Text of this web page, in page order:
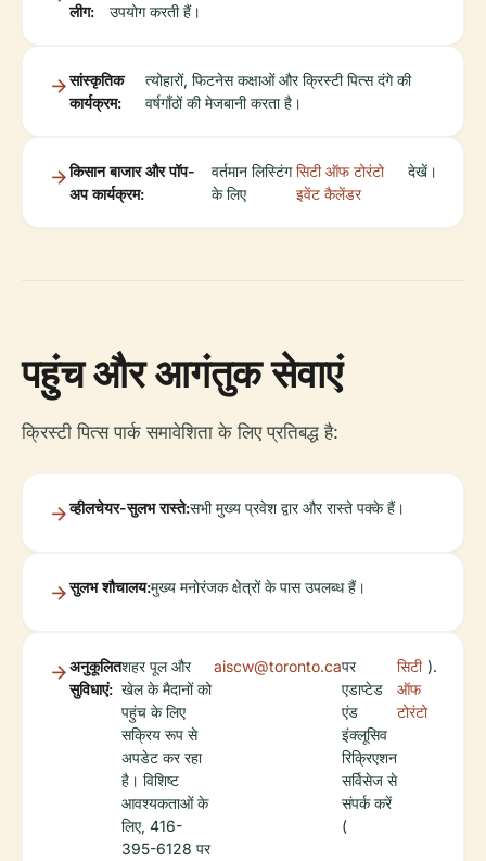
लीग:
उपयोग करती हैं।
सांस्कृतिक
कार्यक्रम:
त्योहारों, फिटनेस कक्षाओं और क्रिस्टी पित्स दंगे की
वर्षगाँठों की मेजबानी करता है।
किसान बाजार और पॉप-
अप कार्यक्रम:
वर्तमान लिस्टिंग
के लिए
सिटी ऑफ टोरंटो
इवेंट कैलेंडर
देखें।
पहुंच और आगंतुक सेवाएं
क्रिस्टी पित्स पार्क समावेशिता के लिए प्रतिबद्ध है:
व्हीलचेयर-सुलभ रास्ते:सभी मुख्य प्रवेश द्वार और रास्ते पक्के हैं।
सुलभ शौचालय:मुख्य मनोरंजक क्षेत्रों के पास उपलब्ध हैं।
अनुकूलित
सुविधाएं:
शहर पूल और
खेल के मैदानों को
पहुंच के लिए
सक्रिय रूप से
अपडेट कर रहा
है। विशिष्ट
आवश्यकताओं के
लिए, 416-
395-6128 पर
aiscw@toronto.caपर
एडाप्टेड
एंड
इंक्लूसिव
रिक्रिएशन
सर्विसेज से
संपर्क करें
(
सिटी
ऑफ
टोरंटो
).